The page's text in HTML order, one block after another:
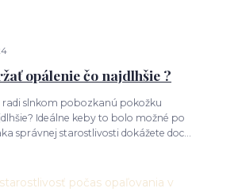
opálenie čo najdlhšie ?
radi slnkom pobozkanú pokožku
Ideálne keby to bolo možné po
správnej starostlivosti dokážete doc...